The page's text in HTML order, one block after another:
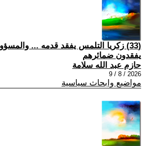
(33) زكريا التلمس يفقد قدمه ...
يفقدون ضمائرهم
حازم عبد الله سلامة
2026 / 8 / 9
مواضيع وابحاث سياسية